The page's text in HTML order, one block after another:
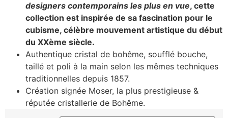
designers contemporains les plus en vue, cette
collection est inspirée de sa fascination pour le
cubisme, célèbre mouvement artistique du début
du XXème siècle.
Authentique cristal de bohême, soufflé bouche,
taillé et poli à la main selon les mêmes techniques
traditionnelles depuis 1857.
Création signée Moser, la plus prestigieuse &
réputée cristallerie de Bohême.